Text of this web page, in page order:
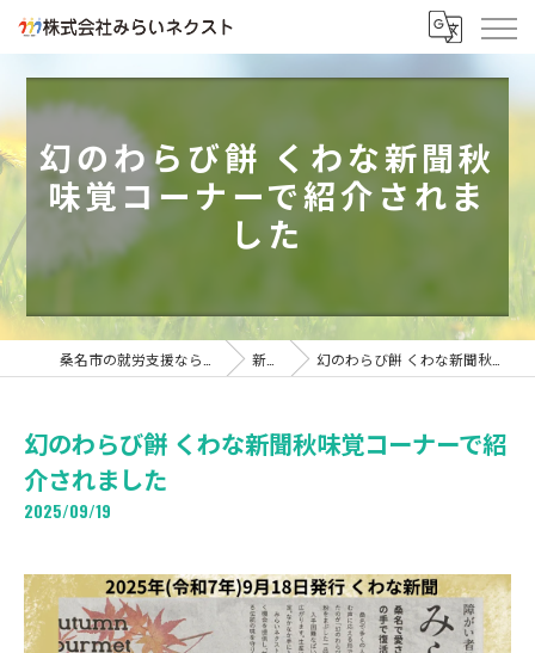
幻のわらび餅 くわな新聞秋
味覚コーナーで紹介されま
した
新着情報 幻のわらび餅 くわな新聞秋味覚コーナーで紹介されました
幻のわらび餅 くわな新聞秋味覚コーナーで紹
介されました
2025/09/19